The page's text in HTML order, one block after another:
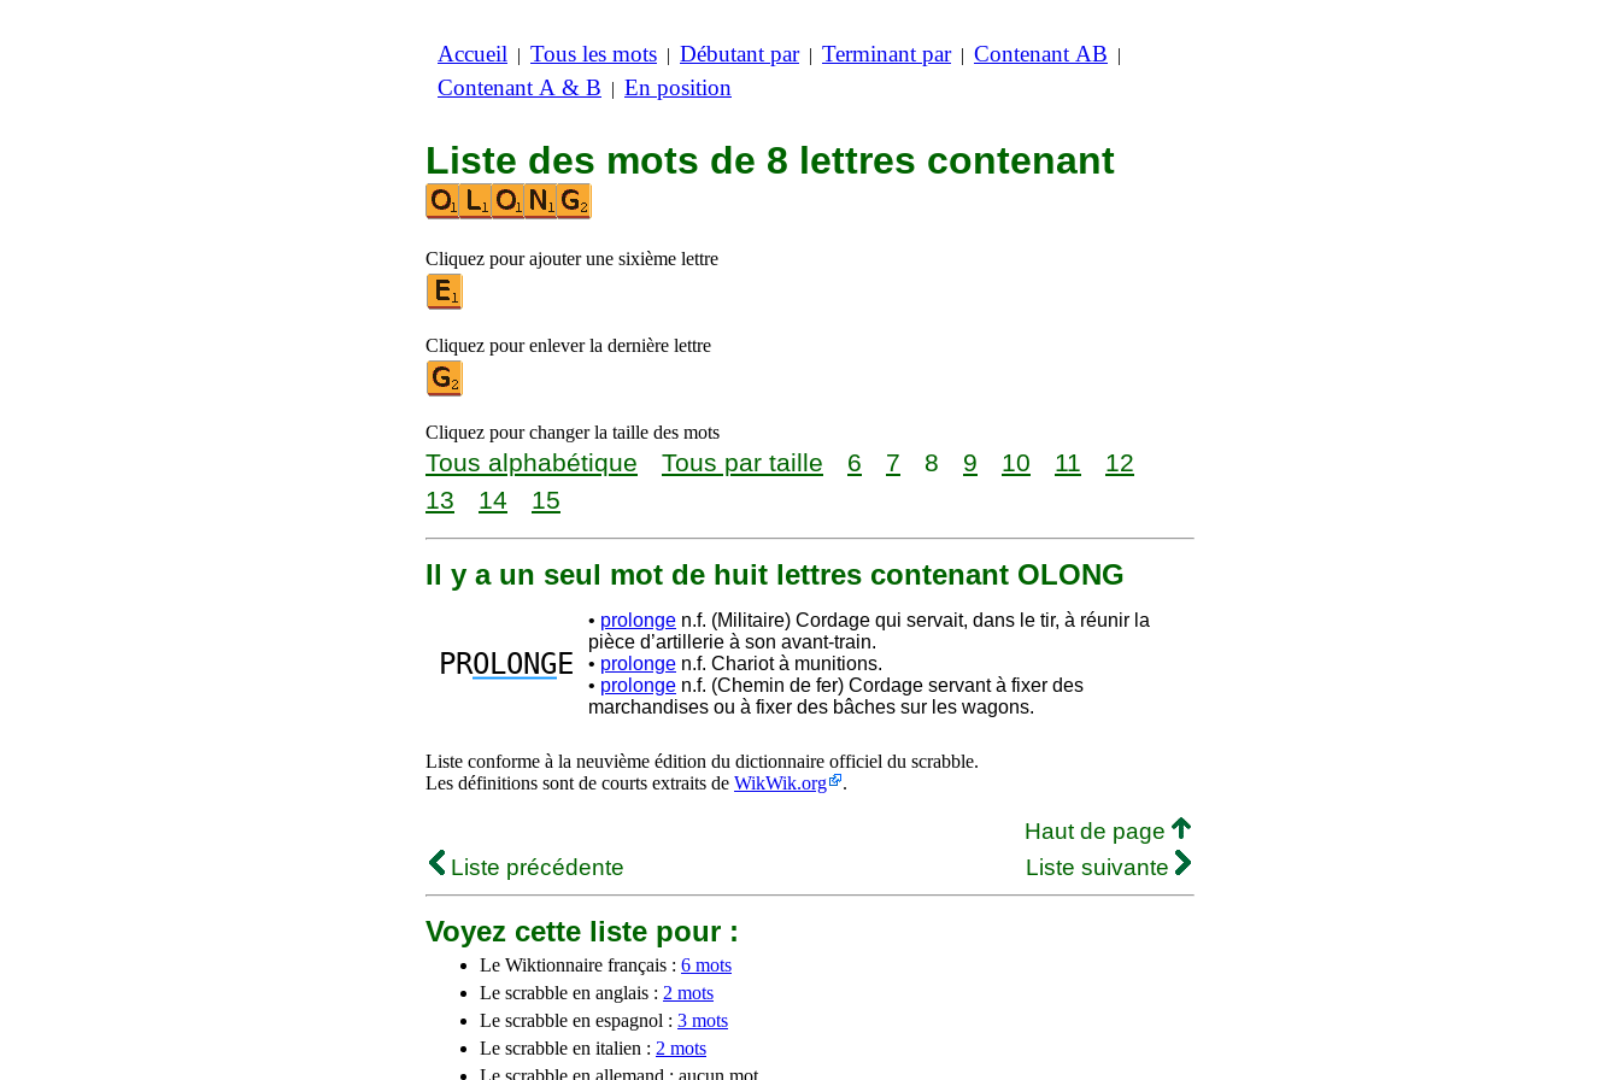
Accueil | Tous les mots | Débutant par| Terminant par| Contenant AB |
Contenant A & B | En position
Liste des mots de 8 lettres contenant
Cliquez pour ajouter une sixième lettre
Cliquez pour enlever la dernière lettre
Cliquez pour changer la taille des mots
Tous alphabétique Tous par taille 6 7 8 9 10 11
12
13
14 15
Il y a un seul mot de huit lettres contenant OLONG
PROLONGE
• prolonge n.f. (Militaire) Cordage qui servait, dans le tir, à réunir la
pièce d’artillerie à son avant-train.
• prolonge n.f. Chariot à munitions.
• prolonge n.f. (Chemin de fer) Cordage servant à fixer des
marchandises ou à fixer des bâches sur les wagons.
Liste conforme à la neuvième édition du dictionnaire officiel du scrabble.
Les définitions sont de courts extraits de WikWik.org .
Haut de page
Liste précédente
Liste suivante
Voyez cette liste pour :
Le Wiktionnaire français : 6 mots
Le scrabble en anglais : 2 mots
Le scrabble en espagnol : 3 mots
Le scrabble en italien : 2 mots
Le scrabble en allemand : aucun mot